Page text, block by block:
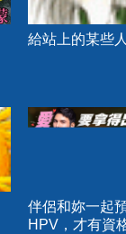
給站上的某些
伴侶和妳一起
HPV，才有資